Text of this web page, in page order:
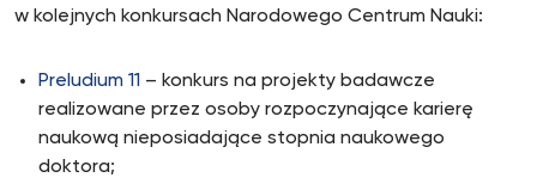
w kolejnych konkursach Narodowego Centrum Nauki:
Preludium 11 – konkurs na projekty badawcze
realizowane przez osoby rozpoczynające karierę
naukową nieposiadające stopnia naukowego
doktora;